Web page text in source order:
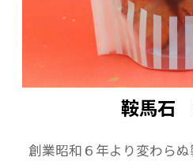
鞍馬石
創業昭和６年より変わら